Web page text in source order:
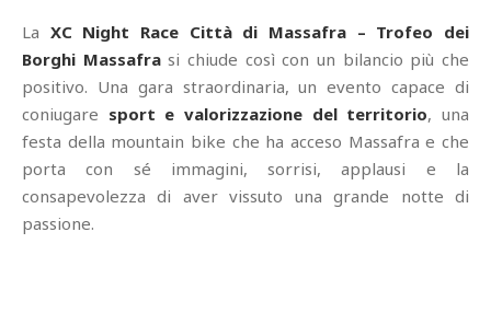
La XC Night Race Città di Massafra – Trofeo dei
Borghi Massafrasi chiude così con un bilancio più che
positivo. Una gara straordinaria, un evento capace di
coniugare sport e valorizzazione del territorio, una
festa della mountain bike che ha acceso Massafra e che
porta con sé immagini, sorrisi, applausi e la
consapevolezza di aver vissuto una grande notte di
passione.